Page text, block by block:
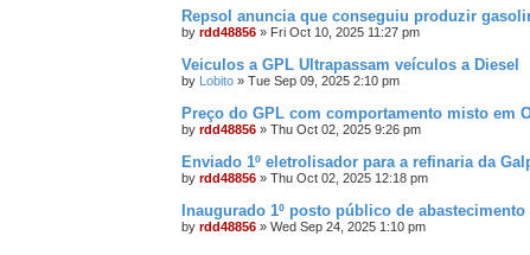
Repsol anuncia que conseguiu produzir
by rdd48856 » Fri Oct 10, 2025 11:27 pm
Veiculos a GPL Ultrapassam veículos a Diesel
by Lobito » Tue Sep 09, 2025 2:10 pm
Preço do GPL com comportamento misto em
by rdd48856 » Thu Oct 02, 2025 9:26 pm
Enviado 1º eletrolisador para a refinaria da
by rdd48856 » Thu Oct 02, 2025 12:18 pm
Inaugurado 1º posto público de
by rdd48856 » Wed Sep 24, 2025 1:10 pm